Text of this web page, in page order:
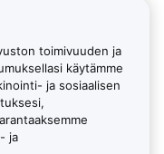
toimivuuden ja
käytämme
ja sosiaalisen
ja